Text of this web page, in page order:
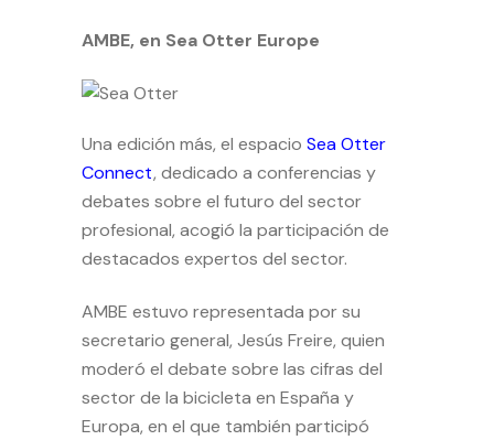
AMBE, en Sea Otter Europe
Una edición más, el espacio Sea Otter
Connect, dedicado a conferencias y
debates sobre el futuro del sector
profesional, acogió la participación de
destacados expertos del sector.
AMBE estuvo representada por su
secretario general, Jesús Freire, quien
moderó el debate sobre las cifras del
sector de la bicicleta en España y
Europa, en el que también participó